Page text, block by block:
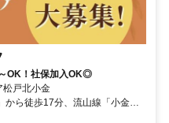
OK！社保加入OK◎
戸北小金
から徒歩17分、流山線「小金城
OK（駐車場完備）